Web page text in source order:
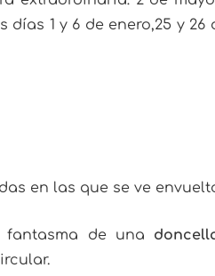
1 y 6 de enero,25 y 26
en las que se ve
de una